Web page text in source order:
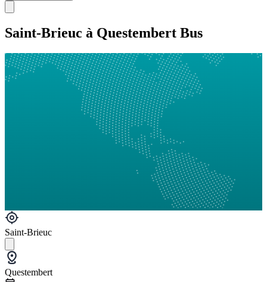
Saint-Brieuc à Questembert Bus
Saint-Brieuc
Questembert